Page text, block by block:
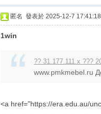
匿名 發表於 2025-12-7 17:41:18
1win
?? 31.177.111.x ???
www.pmkmebel.ru
<a href="https://era.edu.au/